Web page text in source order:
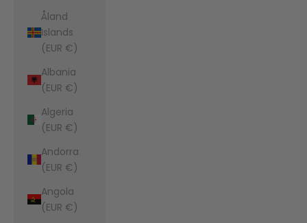
Åland
Islands
(EUR €)
Albania
(EUR €)
Algeria
(EUR €)
Andorra
(EUR €)
Angola
(EUR €)